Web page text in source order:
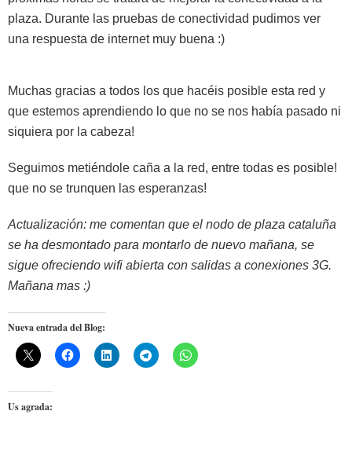
plaza. Durante las pruebas de conectividad pudimos ver
una respuesta de internet muy buena :)
Muchas gracias a todos los que hacéis posible esta red y
que estemos aprendiendo lo que no se nos había pasado ni
siquiera por la cabeza!
Seguimos metiéndole caña a la red, entre todas es posible!
que no se trunquen las esperanzas!
Actualización: me comentan que el nodo de plaza cataluña
se ha desmontado para montarlo de nuevo mañana, se
sigue ofreciendo wifi abierta con salidas a conexiones 3G.
Mañana mas :)
Nueva entrada del Blog:
Us agrada: